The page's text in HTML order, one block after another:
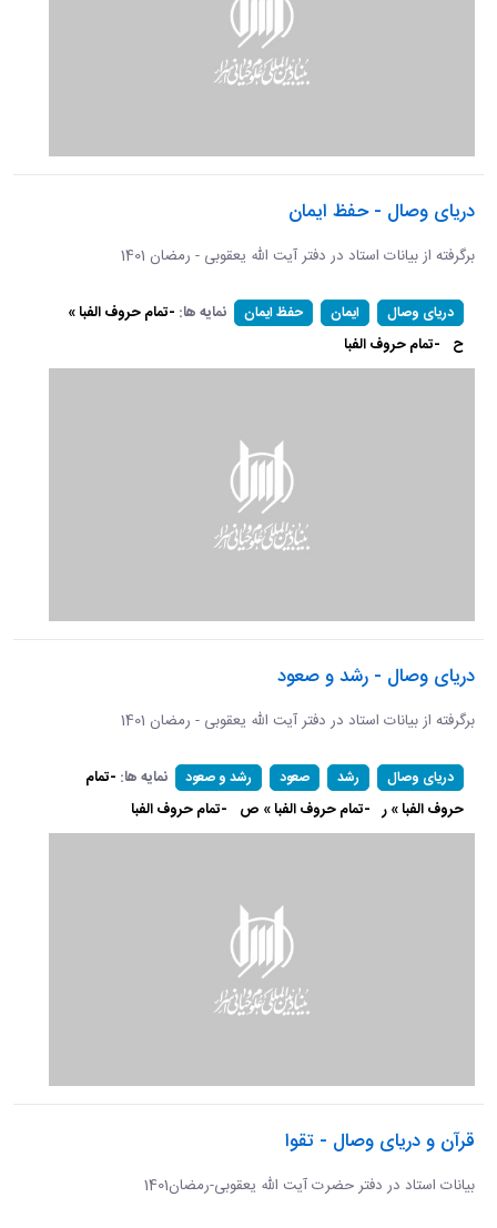
دریای وصال - حفظ ایمان
برگرفته از بیانات استاد در دفتر آیت الله یعقوبی - رمضان 1401
دریای وصال ایمان حفظ ایمان نمایه ها: -تمام حروف الفبا »
ح -تمام حروف الفبا
دریای وصال - رشد و صعود
برگرفته از بیانات استاد در دفتر آیت الله یعقوبی - رمضان 1401
دریای وصال رشد صعود رشد و صعود نمایه ها: -تمام
حروف الفبا » ر -تمام حروف الفبا » ص -تمام حروف الفبا
قرآن و دریای وصال - تقوا
بیانات استاد در دفتر حضرت آیت الله یعقوبی-رمضان1401